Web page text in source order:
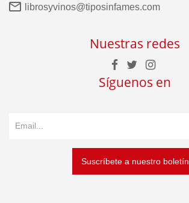
librosyvinos@tiposinfames.com
Nuestras redes
Síguenos en
Suscríbete a nuestro boletín